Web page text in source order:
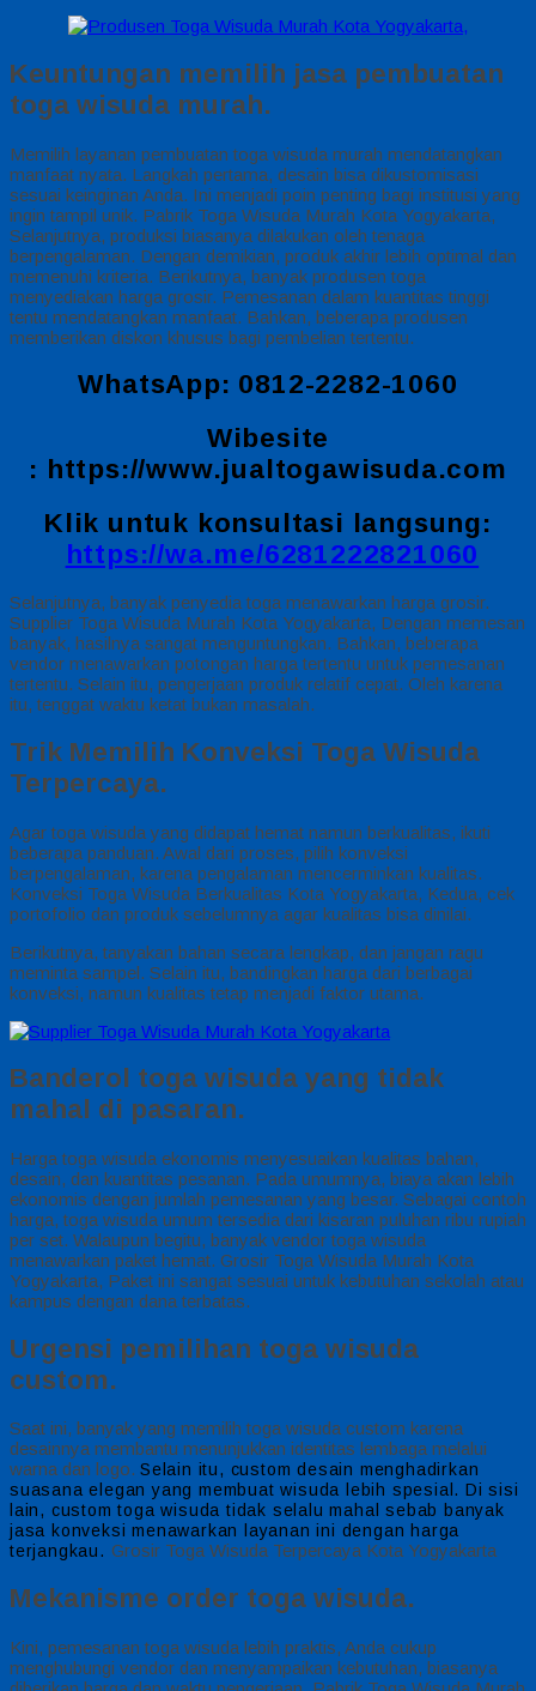
Keuntungan memilih jasa pembuatan
toga wisuda murah.
Memilih layanan pembuatan toga wisuda murah mendatangkan
manfaat nyata. Langkah pertama, desain bisa dikustomisasi
sesuai keinginan Anda. Ini menjadi poin penting bagi institusi yang
ingin tampil unik. Pabrik Toga Wisuda Murah Kota Yogyakarta,
Selanjutnya, produksi biasanya dilakukan oleh tenaga
berpengalaman. Dengan demikian, produk akhir lebih optimal dan
memenuhi kriteria. Berikutnya, banyak produsen toga
menyediakan harga grosir. Pemesanan dalam kuantitas tinggi
tentu mendatangkan manfaat. Bahkan, beberapa produsen
memberikan diskon khusus bagi pembelian tertentu.
WhatsApp: 0812-2282-1060
Wibesite
: https://www.jualtogawisuda.com
Klik untuk konsultasi langsung:
https://wa.me/6281222821060
Selanjutnya, banyak penyedia toga menawarkan harga grosir.
Supplier Toga Wisuda Murah Kota Yogyakarta, Dengan memesan
banyak, hasilnya sangat menguntungkan. Bahkan, beberapa
vendor menawarkan potongan harga tertentu untuk pemesanan
tertentu. Selain itu, pengerjaan produk relatif cepat. Oleh karena
itu, tenggat waktu ketat bukan masalah.
Trik Memilih Konveksi Toga Wisuda
Terpercaya.
Agar toga wisuda yang didapat hemat namun berkualitas, ikuti
beberapa panduan. Awal dari proses, pilih konveksi
berpengalaman, karena pengalaman mencerminkan kualitas.
Konveksi Toga Wisuda Berkualitas Kota Yogyakarta, Kedua, cek
portofolio dan produk sebelumnya agar kualitas bisa dinilai.
Berikutnya, tanyakan bahan secara lengkap, dan jangan ragu
meminta sampel. Selain itu, bandingkan harga dari berbagai
konveksi, namun kualitas tetap menjadi faktor utama.
Banderol toga wisuda yang tidak
mahal di pasaran.
Harga toga wisuda ekonomis menyesuaikan kualitas bahan,
desain, dan kuantitas pesanan. Pada umumnya, biaya akan lebih
ekonomis dengan jumlah pemesanan yang besar. Sebagai contoh
harga, toga wisuda umum tersedia dari kisaran puluhan ribu rupiah
per set. Walaupun begitu, banyak vendor toga wisuda
menawarkan paket hemat. Grosir Toga Wisuda Murah Kota
Yogyakarta, Paket ini sangat sesuai untuk kebutuhan sekolah atau
kampus dengan dana terbatas.
Urgensi pemilihan toga wisuda
custom.
Saat ini, banyak yang memilih toga wisuda custom karena
desainnya membantu menunjukkan identitas lembaga melalui
warna dan logo. Selain itu, custom desain menghadirkan
suasana elegan yang membuat wisuda lebih spesial. Di sisi
lain, custom toga wisuda tidak selalu mahal sebab banyak
jasa konveksi menawarkan layanan ini dengan harga
terjangkau. Grosir Toga Wisuda Terpercaya Kota Yogyakarta
Mekanisme order toga wisuda.
Kini, pemesanan toga wisuda lebih praktis, Anda cukup
menghubungi vendor dan menyampaikan kebutuhan, biasanya